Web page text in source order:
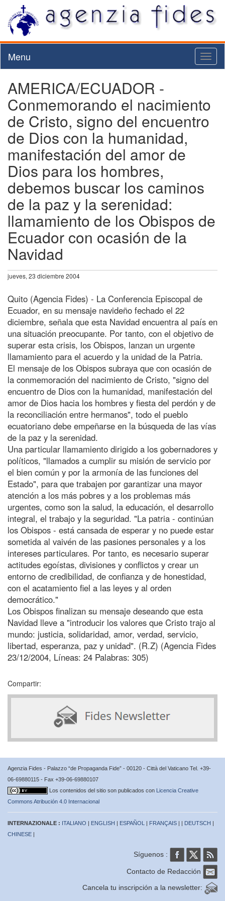
Menu
AMERICA/ECUADOR -
Conmemorando el nacimiento
de Cristo, signo del encuentro
de Dios con la humanidad,
manifestación del amor de
Dios para los hombres,
debemos buscar los caminos
de la paz y la serenidad:
llamamiento de los Obispos de
Ecuador con ocasión de la
Navidad
jueves, 23 diciembre 2004
Quito (Agencia Fides) - La Conferencia Episcopal de
Ecuador, en su mensaje navideño fechado el 22
diciembre, señala que esta Navidad encuentra al país en
una situación preocupante. Por tanto, con el objetivo de
superar esta crisis, los Obispos, lanzan un urgente
llamamiento para el acuerdo y la unidad de la Patria.
El mensaje de los Obispos subraya que con ocasión de
la conmemoración del nacimiento de Cristo, "signo del
encuentro de Dios con la humanidad, manifestación del
amor de Dios hacia los hombres y fiesta del perdón y de
la reconciliación entre hermanos", todo el pueblo
ecuatoriano debe empeñarse en la búsqueda de las vías
de la paz y la serenidad.
Una particular llamamiento dirigido a los gobernadores y
políticos, "llamados a cumplir su misión de servicio por
el bien común y por la armonía de las funciones del
Estado", para que trabajen por garantizar una mayor
atención a los más pobres y a los problemas más
urgentes, como son la salud, la educación, el desarrollo
integral, el trabajo y la seguridad. "La patria - continúan
los Obispos - está cansada de esperar y no puede estar
sometida al vaivén de las pasiones personales y a los
intereses particulares. Por tanto, es necesario superar
actitudes egoístas, divisiones y conflictos y crear un
entorno de credibilidad, de confianza y de honestidad,
con el acatamiento fiel a las leyes y al orden
democrático."
Los Obispos finalizan su mensaje deseando que esta
Navidad lleve a "introducir los valores que Cristo trajo al
mundo: justicia, solidaridad, amor, verdad, servicio,
libertad, esperanza, paz y unidad". (R.Z) (Agencia Fides
23/12/2004, Líneas: 24 Palabras: 305)
Compartir:
Agenzia Fides - Palazzo “de Propaganda Fide” - 00120 - Città del Vaticano Tel. +39-
06-69880115 - Fax +39-06-69880107
Los contenidos del sitio son publicados con Licencia Creative
Commons Atribución 4.0 Internacional
INTERNAZIONALE : ITALIANO | ENGLISH | ESPAÑOL | FRANÇAIS | | DEUTSCH |
CHINESE |
Síguenos :
Contacto de Redacción
Cancela tu inscripción a la newsletter: